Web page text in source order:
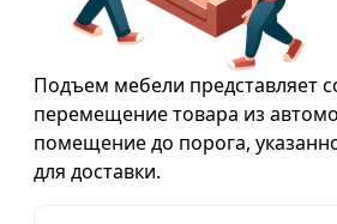
Подъем мебели представляет
перемещение товара из
помещение до порога,
для доставки.